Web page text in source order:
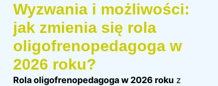
Wyzwania i możliwości:
jak zmienia się rola
oligofrenopedagoga w
2026 roku?
Rola oligofrenopedagoga w 2026 roku z